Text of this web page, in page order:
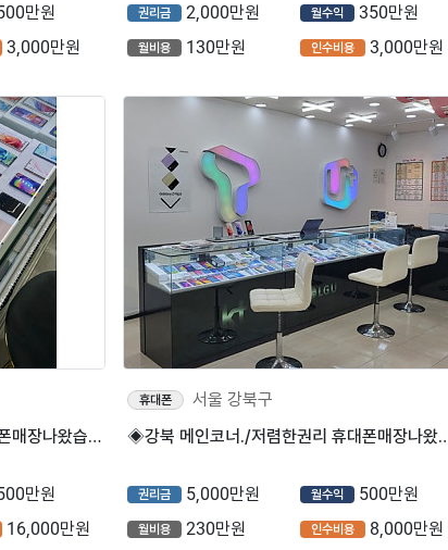
만원
3,000만원
권리금 2,000만원 월수익 350만원
월비용 130만원 인수비용 3,000만원
◆◆◆경기도 상권에 위치한 휴대폰매장나왔습니다◆◆◆
만원
16,000만원
휴대폰
서울 강북구
◈강북 메인코너./저렴한
권리금 5,000만원 월수익 500만원
월비용 230만원 인수비용 8,000만원